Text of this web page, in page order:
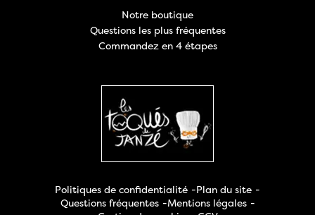
Notre boutique
Questions les plus fréquentes
Commandez en 4 étapes
Politiques de confidentialité
Plan du site
Questions fréquentes
Mentions légales